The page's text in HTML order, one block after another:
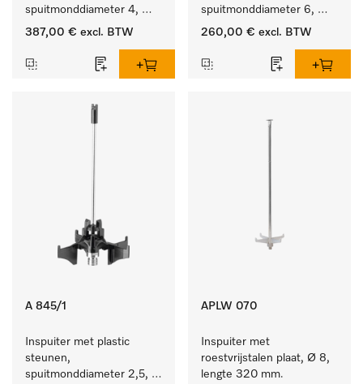
spuitmonddiameter 4,
lengte 185 mm, 20 stuks
387,00 € excl. BTW
spuitmonddiameter 6,
lengte 210 mm, 10 stuks
260,00 € excl. BTW
A 845/1
Inspuiter met plastic
steunen,
spuitmonddiameter 2,5,
APLW 070
Inspuiter met
roestvrijstalen plaat, Ø 8,
lengte 320 mm.